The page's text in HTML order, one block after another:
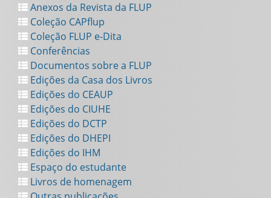
Anexos da Revista da FLUP
Coleção CAPflup
Coleção FLUP e-Dita
Conferências
Documentos sobre a FLUP
Edições da Casa dos Livros
Edições do CEAUP
Edições do CIUHE
Edições do DCTP
Edições do DHEPI
Edições do IHM
Espaço do estudante
Livros de homenagem